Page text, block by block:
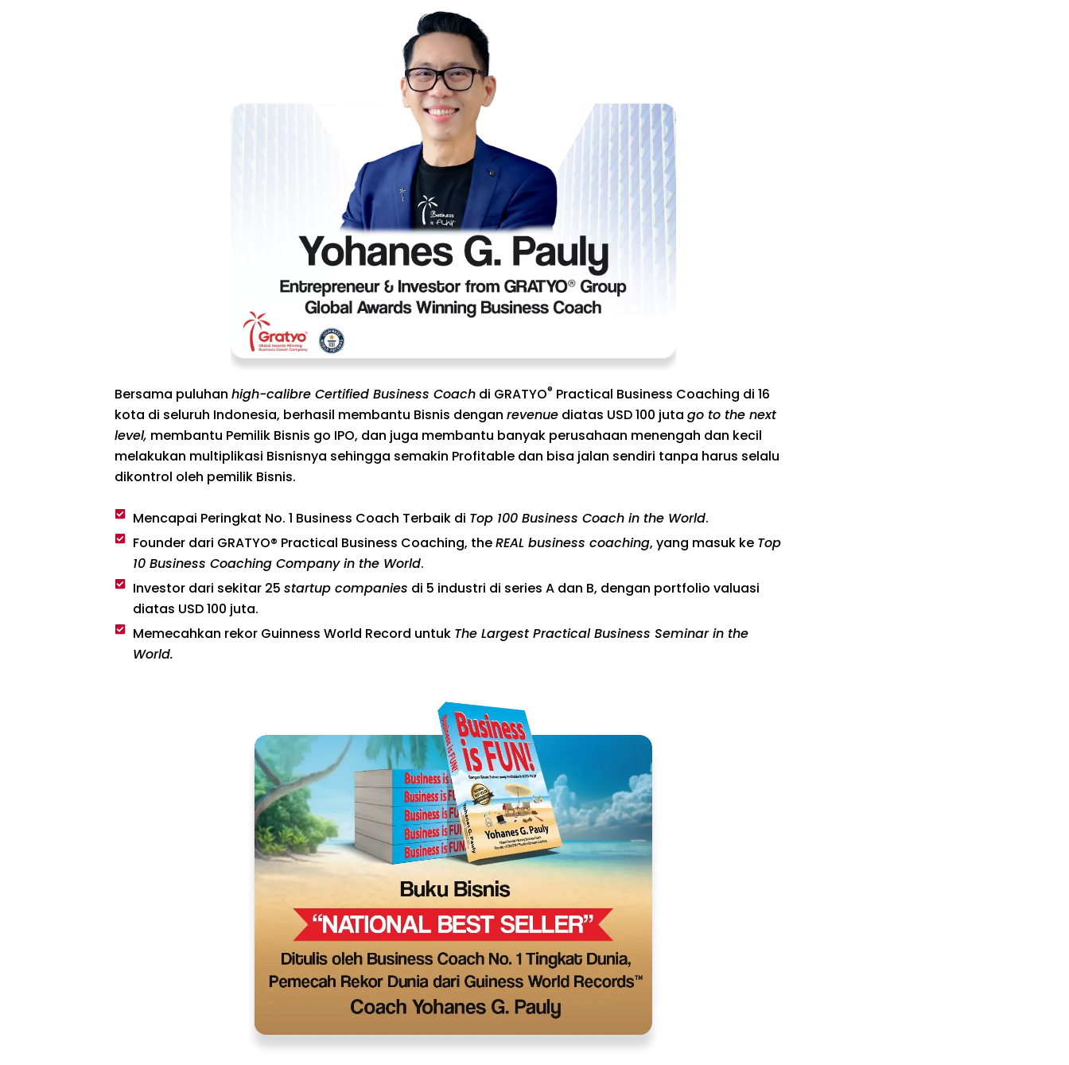
Bersama puluhanhigh-calibre Certified Business Coach di GRATYO® Practical Business Coaching di 16
kota di seluruh Indonesia, berhasil membantu Bisnis denganrevenue diatas USD 100 jutago to the next
level, membantu Pemilik Bisnis go IPO, dan juga membantu banyak perusahaan menengah dan kecil
melakukan multiplikasi Bisnisnya sehingga semakin Profitable dan bisa jalan sendiri tanpa harus selalu
dikontrol oleh pemilik Bisnis.
Mencapai Peringkat No. 1 Business Coach Terbaik di Top 100 Business Coach in the World.
Founder dari GRATYO® Practical Business Coaching, theREAL business coaching, yang masuk ke Top
10 Business Coaching Company in the World.
Investor dari sekitar 25 startup companies di 5 industri di series A dan B, dengan portfolio valuasi
diatas USD 100 juta.
Memecahkan rekor Guinness World Record untuk The Largest Practical Business Seminar in the
World.